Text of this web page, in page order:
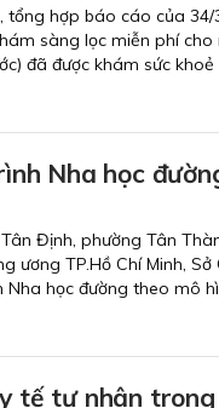
tổng hợp báo cáo của
sàng lọc miễn phí
đã được khám sức khoẻ
Nha học
Định, phường Tân
ương TP.Hồ Chí Minh,
Nha học đường theo mô
tế tư nhân